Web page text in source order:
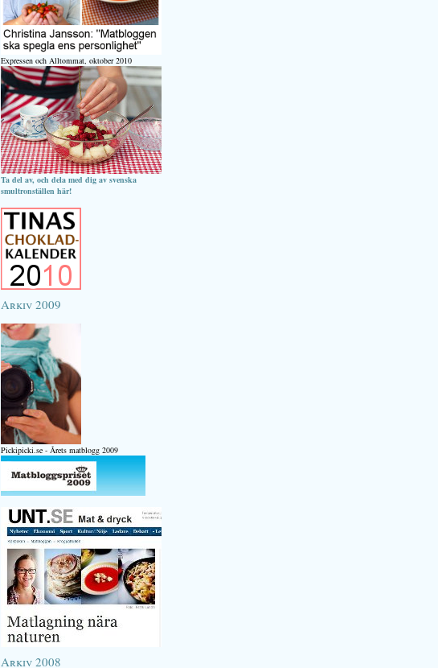
Expressen och Alltommat, oktober 2010
Ta del av, och dela med dig av svenska
smultronställen här!
Arkiv 2009
Pickipicki.se - Årets matblogg 2009
Arkiv 2008